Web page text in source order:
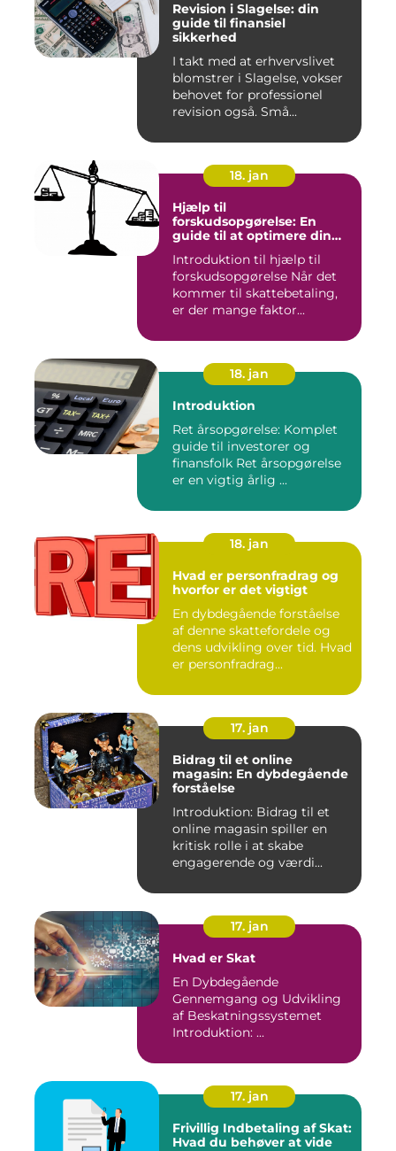
Revision i Slagelse: din
guide til finansiel
sikkerhed
I takt med at erhvervslivet
blomstrer i Slagelse, vokser
behovet for professionel
revision også. Små...
18. jan
Hjælp til
forskudsopgørelse: En
guide til at optimere din
Introduktion til hjælp til
forskudsopgørelse Når det
kommer til skattebetaling,
er der mange faktor...
18. jan
Introduktion
Ret årsopgørelse: Komplet
guide til investorer og
finansfolk Ret årsopgørelse
er en vigtig årlig ...
18. jan
Hvad er personfradrag og
hvorfor er det vigtigt
En dybdegående forståelse
af denne skattefordele og
dens udvikling over tid. Hvad
er personfradrag...
17. jan
Bidrag til et online
magasin: En dybdegående
forståelse
Introduktion: Bidrag til et
online magasin spiller en
kritisk rolle i at skabe
engagerende og værdi...
17. jan
Hvad er Skat
En Dybdegående
Gennemgang og Udvikling
af Beskatningssystemet
Introduktion: ...
17. jan
Frivillig Indbetaling af Skat:
Hvad du behøver at vide